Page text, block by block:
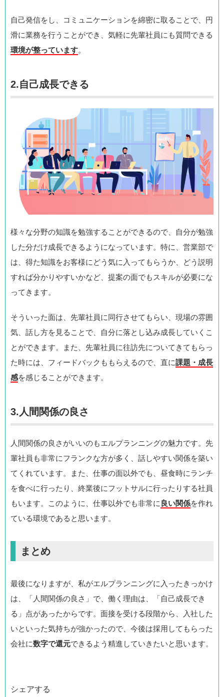
自己発信をし、コミュニケーションを綿密に取ることで、円
滑に業務を行うことができ、気軽に先輩社員にも質問できる
環境が整っています。
2.自己成長できる
様々な分野の知識を勉強することができるので、自分が勉強
した分だけ成長できるようになっています。特に、営業部で
は、得た知識をお客様にどう気に入ってもらうか、どう説明
すれば分かりやすいかなど、提案の面でもスキルが必要にな
ってきます。
そういった面は、先輩社員に同行させてもらい、現場の雰囲
気、話し方を見ることで、自分に落とし込み成長していくこ
とができます。また、先輩社員に往訪先についてきてもらっ
た時には、フィードバックももらえるので、直に課題・成長
感を感じることができます。
3.人間関係の良さ
人間関係の良さがいいのもエルプランニングの魅力です。先
輩社員も非常にフランクな方が多く、話しやすい関係を築い
てくれています。また、仕事の面以外でも、昼食時にランチ
を食べに行ったり、終業後にフットサルに行ったりする社員
もいます。このように、仕事以外でも非常に 良い関係を作れ
ている環境であると思います。
まとめ
最後になりますが、私がエルプランニングに入ったきっかけ
は、「人間関係の良さ」で、働く理由は、「自己成長でき
る」点があったからです。面接を受ける段階から、入社した
いといった気持ちが強かったので、今後は採用してもらった
会社に数字で還元できるよう精進していきたいと思います。
シェアする